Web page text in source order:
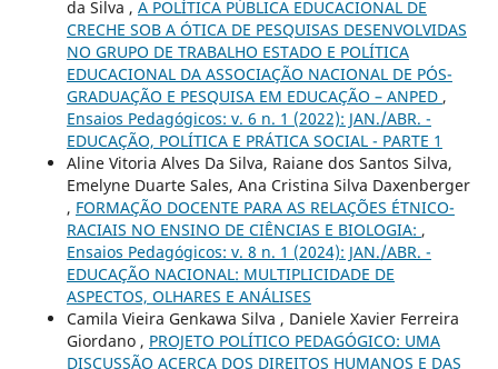
da Silva , A POLÍTICA PÚBLICA EDUCACIONAL DE
CRECHE SOB A ÓTICA DE PESQUISAS DESENVOLVIDAS
NO GRUPO DE TRABALHO ESTADO E POLÍTICA
EDUCACIONAL DA ASSOCIAÇÃO NACIONAL DE PÓS-
GRADUAÇÃO E PESQUISA EM EDUCAÇÃO – ANPED ,
Ensaios Pedagógicos: v. 6 n. 1 (2022): JAN./ABR. -
EDUCAÇÃO, POLÍTICA E PRÁTICA SOCIAL - PARTE 1
Aline Vitoria Alves Da Silva, Raiane dos Santos Silva,
Emelyne Duarte Sales, Ana Cristina Silva Daxenberger
, FORMAÇÃO DOCENTE PARA AS RELAÇÕES ÉTNICO-
RACIAIS NO ENSINO DE CIÊNCIAS E BIOLOGIA: ,
Ensaios Pedagógicos: v. 8 n. 1 (2024): JAN./ABR. -
EDUCAÇÃO NACIONAL: MULTIPLICIDADE DE
ASPECTOS, OLHARES E ANÁLISES
Camila Vieira Genkawa Silva , Daniele Xavier Ferreira
Giordano , PROJETO POLÍTICO PEDAGÓGICO: UMA
DISCUSSÃO ACERCA DOS DIREITOS HUMANOS E DAS